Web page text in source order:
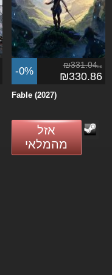
-0% ₪331.04ils
₪330.86
Fable (2027)
אזל
מהמלאי